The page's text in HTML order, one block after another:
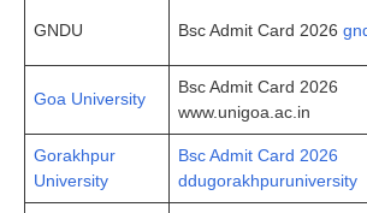
GNDU Bsc Admit Card 2026
Goa University
Bsc Admit Card 2026
www.unigoa.ac.in
Gorakhpur
University
Bsc Admit Card 2026
ddugorakhpuruniversity